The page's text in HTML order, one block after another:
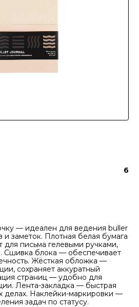
6
— идеален для ведения buller
и заметок. Плотная белая бумага
письма гелевыми ручками,
Сшивка блока — обеспечивает
Жёсткая обложка —
сохраняет аккуратный
страниц — удобно для
Лента-закладка — быстрая
делах. Наклейки-маркировки —
задач по статусу.